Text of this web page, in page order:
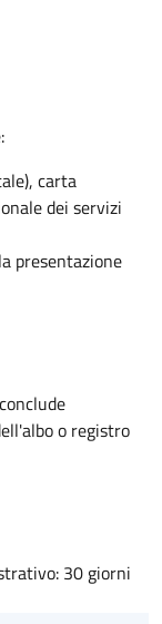
carta
dei servizi
presentazione
o registro
30 giorni